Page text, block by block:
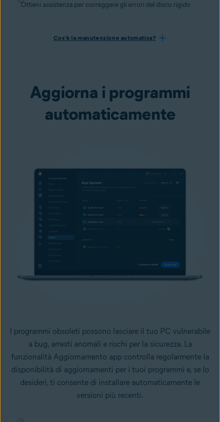
Ottieni assistenza per correggere gli errori del disco rigido
Cos’è la manutenzione automatica?
Aggiorna i programmi
automaticamente
I programmi obsoleti possono lasciare il tuo PC vulnerabile
a bug, arresti anomali e rischi per la sicurezza. La
funzionalità Aggiornamento app controlla regolarmente la
disponibilità di aggiornamenti per i tuoi programmi e, se lo
desideri, ti consente di installare automaticamente le
versioni più recenti.